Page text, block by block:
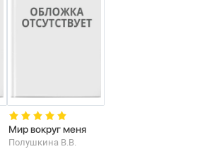
Мир вокруг меня
Полушкина В.В.